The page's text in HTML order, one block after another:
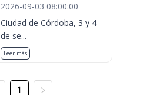
2026-09-03 08:00:00
Ciudad de Córdoba, 3 y 4
de se...
Leer más
1